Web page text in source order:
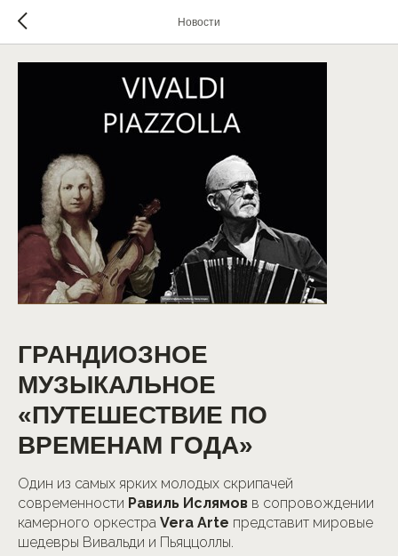
Новости
ГРАНДИОЗНОЕ
МУЗЫКАЛЬНОЕ
«ПУТЕШЕСТВИЕ ПО
ВРЕМЕНАМ ГОДА»
Один из самых ярких молодых скрипачей
современности Равиль Ислямов в сопровождении
камерного оркестра Vera Arte представит мировые
шедевры Вивальди и Пьяццоллы.